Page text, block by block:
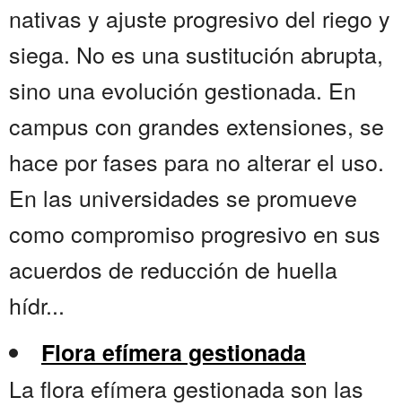
nativas y ajuste progresivo del riego y
siega. No es una sustitución abrupta,
sino una evolución gestionada. En
campus con grandes extensiones, se
hace por fases para no alterar el uso.
En las universidades se promueve
como compromiso progresivo en sus
acuerdos de reducción de huella
hídr...
Flora efímera gestionada
La flora efímera gestionada son las